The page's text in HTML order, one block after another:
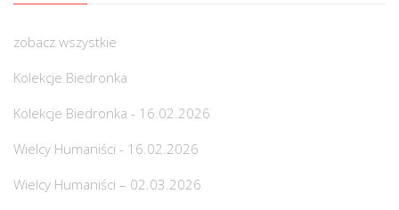
zobacz wszystkie
Kolekcje Biedronka
Kolekcje Biedronka - 16.02.2026
Wielcy Humaniści - 16.02.2026
Wielcy Humaniści – 02.03.2026